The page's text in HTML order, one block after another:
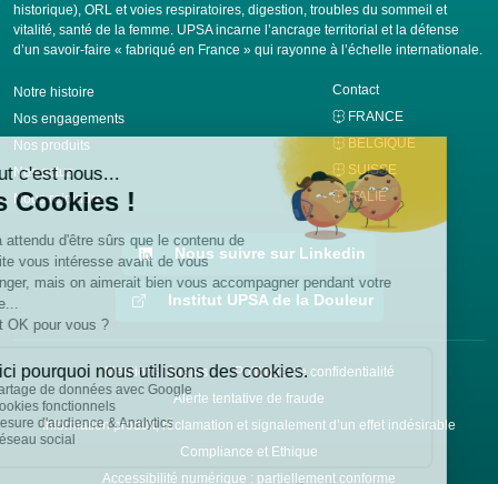
historique), ORL et voies respiratoires, digestion, troubles du sommeil et
vitalité, santé de la femme. UPSA incarne l’ancrage territorial et la défense
d’un savoir-faire « fabriqué en France » qui rayonne à l’échelle internationale.
Notre histoire
Nos engagements
Nos produits
Nos actus
Nous rejoindre
Contact
FRANCE
BELGIQUE
SUISSE
ITALIE
Nous suivre sur Linkedin
Institut UPSA de la Douleur
Mentions légales
Politique de confidentialité
Alerte tentative de fraude
Information produit, réclamation et signalement d’un effet indésirable
Compliance et Ethique
Accessibilité numérique : partiellement conforme